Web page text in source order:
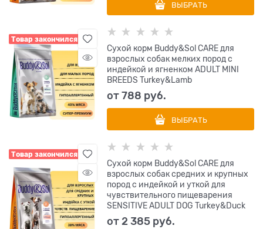
ВЫБРАТЬ
Товар закончился
Сухой корм Buddy&Sol CARE для
взрослых собак мелких пород с
индейкой и ягненком ADULT MINI
BREEDS Turkey&Lamb
от788 руб.
ВЫБРАТЬ
Товар закончился
Сухой корм Buddy&Sol CARE для
взрослых собак средних и крупных
пород с индейкой и уткой для
чувствительного пищеварения
SENSITIVE ADULT DOG Turkey&Duck
от2 385 руб.